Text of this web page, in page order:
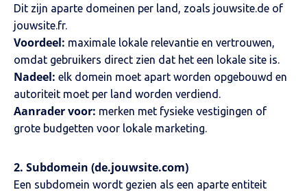
Dit zijn aparte domeinen per land, zoals jouwsite.de of
jouwsite.fr.
Voordeel: maximale lokale relevantie en vertrouwen,
omdat gebruikers direct zien dat het een lokale site is.
Nadeel: elk domein moet apart worden opgebouwd en
autoriteit moet per land worden verdiend.
Aanrader voor: merken met fysieke vestigingen of
grote budgetten voor lokale marketing.
2. Subdomein (de.jouwsite.com)
Een subdomein wordt gezien als een aparte entiteit